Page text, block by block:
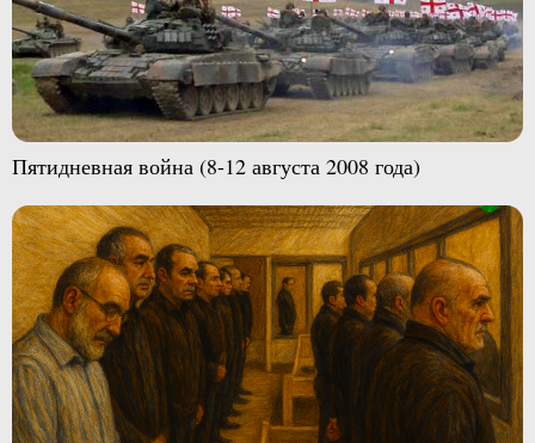
Пятидневная война (8-12 августа 2008 года)